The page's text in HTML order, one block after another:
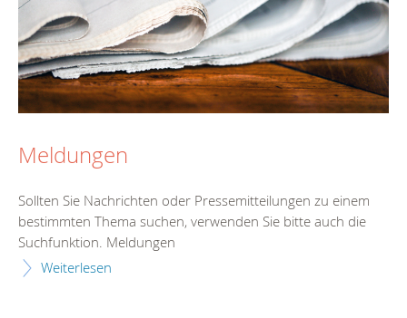
Meldungen
Sollten Sie Nachrichten oder Pressemitteilungen zu einem
bestimmten Thema suchen, verwenden Sie bitte auch die
Suchfunktion. Meldungen
Weiterlesen